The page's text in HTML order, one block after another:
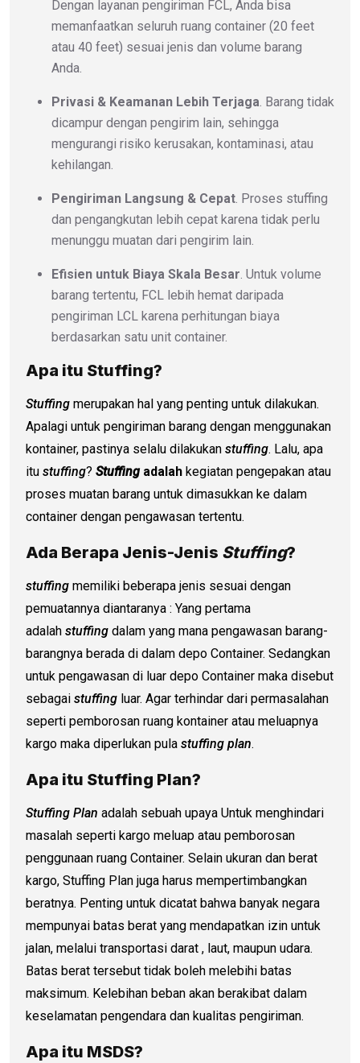
Dengan layanan pengiriman FCL, Anda bisa
memanfaatkan seluruh ruang container (20 feet
atau 40 feet) sesuai jenis dan volume barang
Anda.
Privasi & Keamanan Lebih Terjaga. Barang tidak
dicampur dengan pengirim lain, sehingga
mengurangi risiko kerusakan, kontaminasi, atau
kehilangan.
Pengiriman Langsung & Cepat. Proses stuffing
dan pengangkutan lebih cepat karena tidak perlu
menunggu muatan dari pengirim lain.
Efisien untuk Biaya Skala Besar. Untuk volume
barang tertentu, FCL lebih hemat daripada
pengiriman LCL karena perhitungan biaya
berdasarkan satu unit container.
Apa itu Stuffing?
Stuffing merupakan hal yang penting untuk dilakukan.
Apalagi untuk pengiriman barang dengan menggunakan
kontainer, pastinya selalu dilakukan stuffing. Lalu, apa
itu stuffing? Stuffingadalah kegiatan pengepakan atau
proses muatan barang untuk dimasukkan ke dalam
container dengan pengawasan tertentu.
Ada Berapa Jenis-Jenis Stuffing?
stuffing memiliki beberapa jenis sesuai dengan
pemuatannya diantaranya : Yang pertama
adalah stuffing dalam yang mana pengawasan barang-
barangnya berada di dalam depo Container. Sedangkan
untuk pengawasan di luar depo Container maka disebut
sebagai stuffing luar. Agar terhindar dari permasalahan
seperti pemborosan ruang kontainer atau meluapnya
kargo maka diperlukan pula stuffing plan.
Apa itu Stuffing Plan?
Stuffing Plan adalah sebuah upaya Untuk menghindari
masalah seperti kargo meluap atau pemborosan
penggunaan ruang Container. Selain ukuran dan berat
kargo, Stuffing Plan juga harus mempertimbangkan
beratnya. Penting untuk dicatat bahwa banyak negara
mempunyai batas berat yang mendapatkan izin untuk
jalan, melalui transportasi darat , laut, maupun udara.
Batas berat tersebut tidak boleh melebihi batas
maksimum. Kelebihan beban akan berakibat dalam
keselamatan pengendara dan kualitas pengiriman.
Apa itu MSDS?